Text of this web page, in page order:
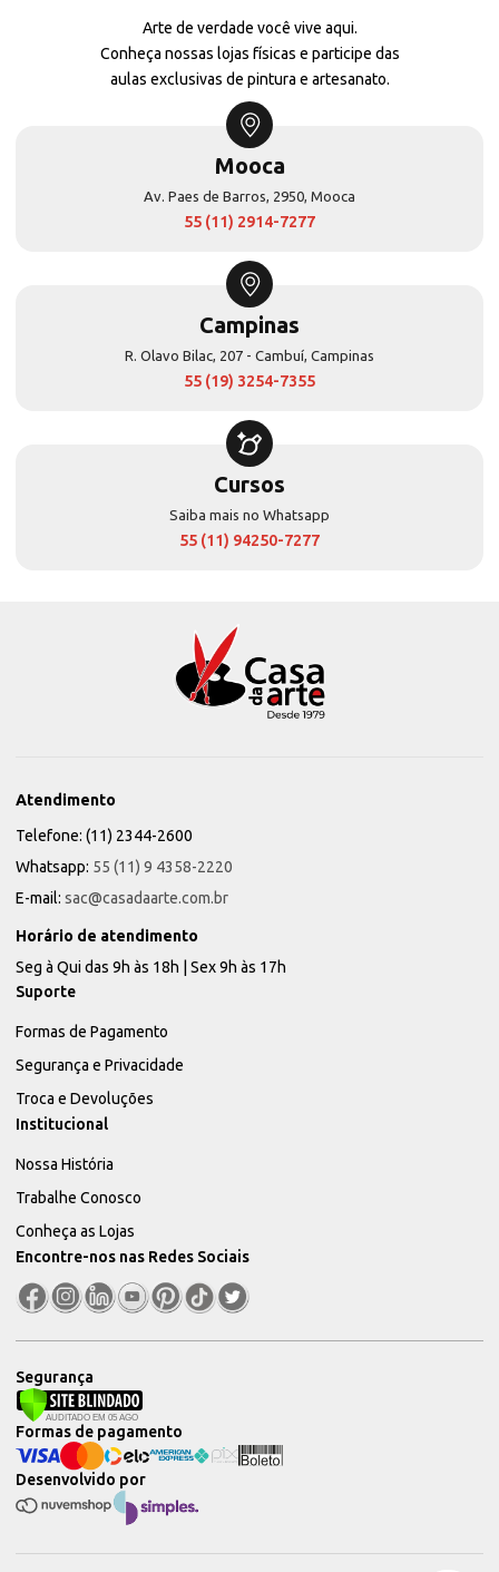
Arte de verdade você vive aqui.
Conheça nossas lojas físicas e participe das
aulas exclusivas de pintura e artesanato.
Mooca
Av. Paes de Barros, 2950, Mooca
55 (11) 2914-7277
Campinas
R. Olavo Bilac, 207 - Cambuí, Campinas
55 (19) 3254-7355
Cursos
Saiba mais no Whatsapp
55 (11) 94250-7277
Atendimento
Telefone: (11) 2344-2600
Whatsapp: 55 (11) 9 4358-2220
E-mail: sac@casadaarte.com.br
Horário de atendimento
Seg à Qui das 9h às 18h | Sex 9h às 17h
Suporte
Formas de Pagamento
Segurança e Privacidade
Troca e Devoluções
Institucional
Nossa História
Trabalhe Conosco
Conheça as Lojas
Encontre-nos nas Redes Sociais
Segurança
Desenvolvido por
Formas de pagamento